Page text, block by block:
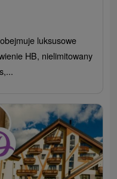
luksusowe
HB, nielimitowany